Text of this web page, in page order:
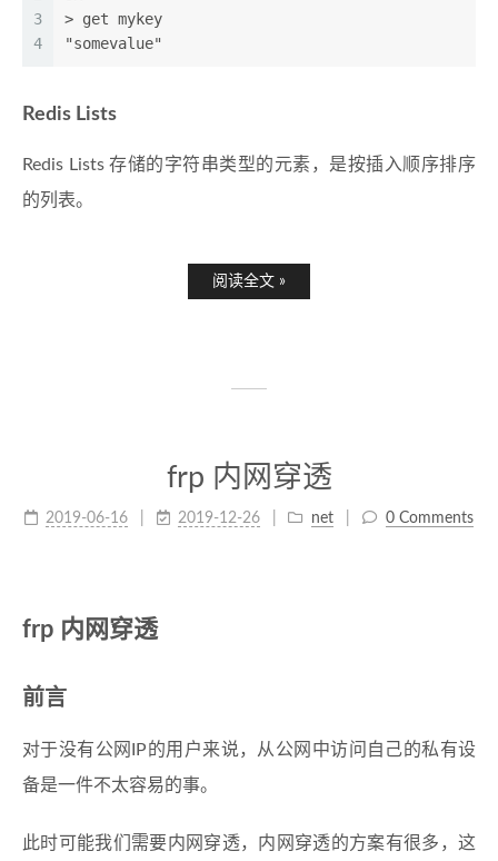
3
4
> get mykey
"somevalue"
Redis Lists
Redis Lists 存储的字符串类型的元素，是按插入顺序排序
的列表。
阅读全文 »
frp 内网穿透
2019-06-16 2019-12-26 net 0 Comments
frp 内网穿透
前言
对于没有公网IP的用户来说，从公网中访问自己的私有设
备是一件不太容易的事。
此时可能我们需要内网穿透，内网穿透的方案有很多，这